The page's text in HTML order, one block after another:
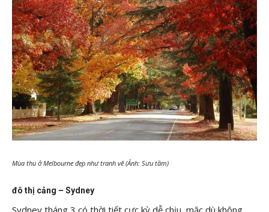
Mùa thu ở Melbourne đẹp như tranh vẽ (Ảnh: Sưu tầm)
đô thị cảng – Sydney